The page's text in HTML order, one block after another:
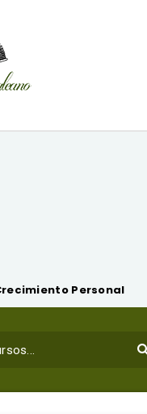
Personal